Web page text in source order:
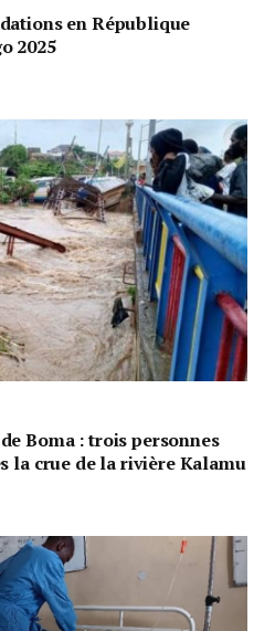
en République
2025
Boma : trois personnes
la crue de la rivière Kalamu